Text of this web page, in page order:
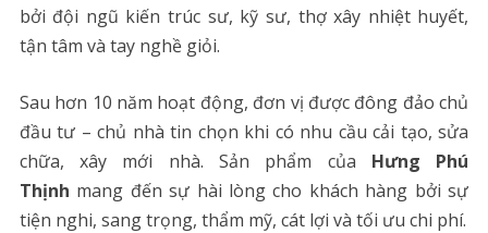
bởi đội ngũ kiến trúc sư, kỹ sư, thợ xây nhiệt huyết,
tận tâm và tay nghề giỏi.
Sau hơn 10 năm hoạt động, đơn vị được đông đảo chủ
đầu tư – chủ nhà tin chọn khi có nhu cầu cải tạo, sửa
chữa, xây mới nhà. Sản phẩm của Hưng Phú
Thịnh mang đến sự hài lòng cho khách hàng bởi sự
tiện nghi, sang trọng, thẩm mỹ, cát lợi và tối ưu chi phí.